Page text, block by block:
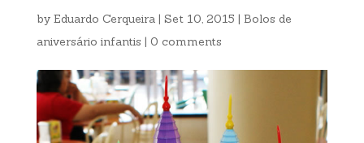
by Eduardo Cerqueira| Set 10, 2015 | Bolos de
aniversário infantis | 0 comments